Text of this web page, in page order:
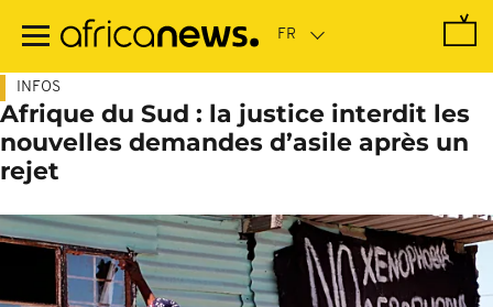
contenu
INFOS
Afrique du Sud : la justice interdit les
nouvelles demandes d’asile après un
rejet